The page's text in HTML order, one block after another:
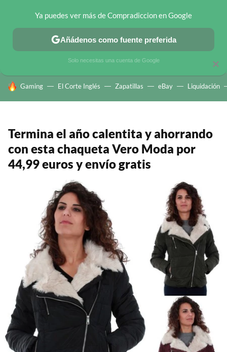
CHOLLOS TELEGRAM OFERTAS EN MÓVILES OFERTAS EN
HOY SE HABLA DE
Gaming El Corte Inglés Zapatillas eBay Liquidación
Termina el año calentita y ahorrando
con esta chaqueta Vero Moda por
44,99 euros y envío gratis
×
Ya puedes ver más de Compradiccion en Google
Añádenos como fuente preferida
Solo necesitas una cuenta de Google